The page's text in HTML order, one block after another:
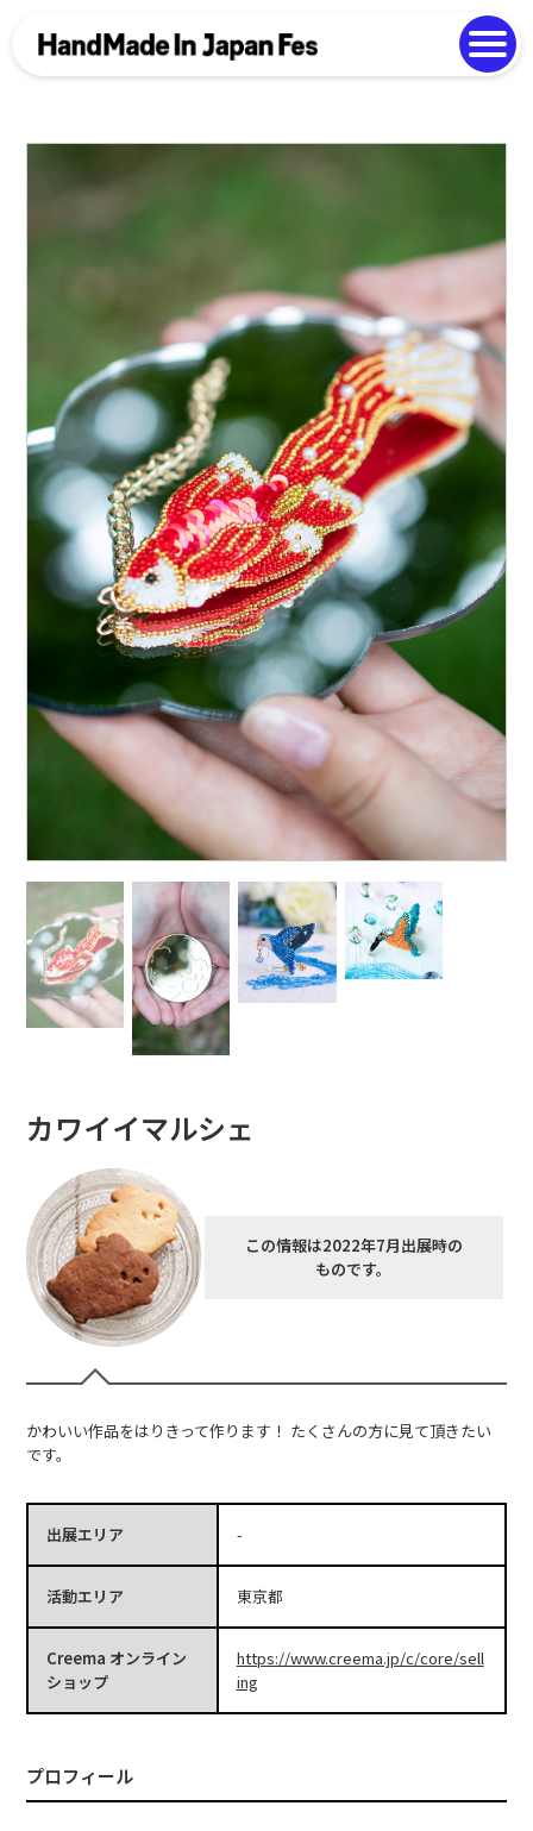
Photo Gallery
カワイイマルシェ
この情報は2022年7月出展時の
ものです。
かわいい作品をはりきって作ります！ たくさんの方に見て頂きたい
です。
出展エリア -
活動エリア 東京都
Creema オンライン
ショップ
https://www.creema.jp/c/core/sell
ing
プロフィール